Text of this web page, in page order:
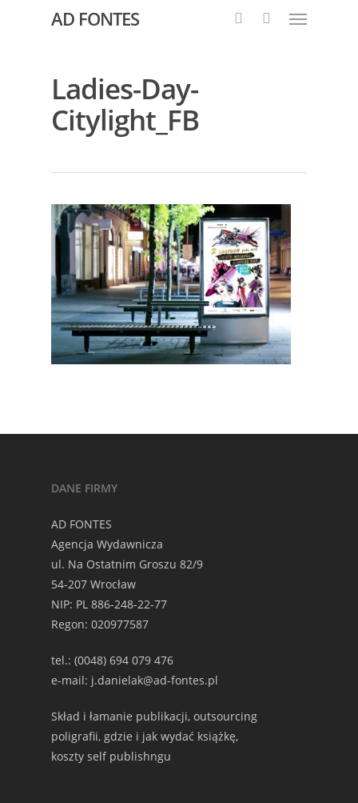
AD FONTES
Ladies-Day-
Citylight_FB
DANE FIRMY
AD FONTES
Agencja Wydawnicza
ul. Na Ostatnim Groszu 82/9
54-207 Wrocław
NIP: PL 886-248-22-77
Regon: 020977587
tel.: (0048) 694 079 476
e-mail: j.danielak@ad-fontes.pl
Skład i łamanie publikacji, outsourcing
poligrafii, gdzie i jak wydać książkę,
koszty self publishngu